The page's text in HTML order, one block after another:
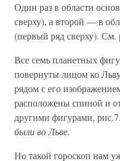
Один раз в области
сверху), а второй — в
(первый ряд сверху). См.
Все семь планетных
повернуты лицом ко
рядом с его
расположены спиной и
другими фигурами,
были во Льве.
Но такой гороскоп нам